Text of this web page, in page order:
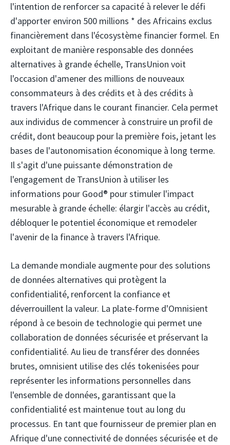
l'intention de renforcer sa capacité à relever le défi
d'apporter environ 500 millions * des Africains exclus
financièrement dans l'écosystème financier formel. En
exploitant de manière responsable des données
alternatives à grande échelle, TransUnion voit
l'occasion d'amener des millions de nouveaux
consommateurs à des crédits et à des crédits à
travers l'Afrique dans le courant financier. Cela permet
aux individus de commencer à construire un profil de
crédit, dont beaucoup pour la première fois, jetant les
bases de l'autonomisation économique à long terme.
Il s'agit d'une puissante démonstration de
l'engagement de TransUnion à utiliser les
informations pour Good® pour stimuler l'impact
mesurable à grande échelle: élargir l'accès au crédit,
débloquer le potentiel économique et remodeler
l'avenir de la finance à travers l'Afrique.
La demande mondiale augmente pour des solutions
de données alternatives qui protègent la
confidentialité, renforcent la confiance et
déverrouillent la valeur. La plate-forme d'Omnisient
répond à ce besoin de technologie qui permet une
collaboration de données sécurisée et préservant la
confidentialité. Au lieu de transférer des données
brutes, omnisient utilise des clés tokenisées pour
représenter les informations personnelles dans
l'ensemble de données, garantissant que la
confidentialité est maintenue tout au long du
processus. En tant que fournisseur de premier plan en
Afrique d'une connectivité de données sécurisée et de